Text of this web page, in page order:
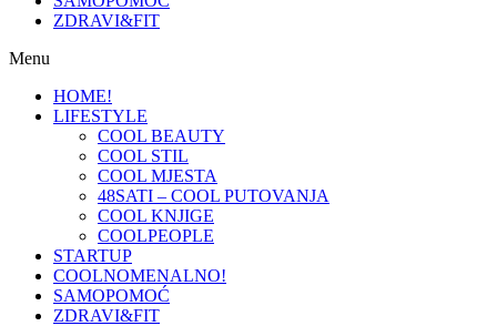
ZDRAVI&FIT
Menu
HOME!
LIFESTYLE
COOL BEAUTY
COOL STIL
COOL MJESTA
48SATI – COOL PUTOVANJA
COOL KNJIGE
COOLPEOPLE
STARTUP
COOLNOMENALNO!
SAMOPOMOĆ
ZDRAVI&FIT